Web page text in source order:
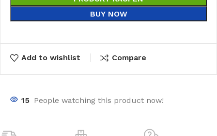
BUY NOW
Add to wishlist Compare
15 People watching this product now!